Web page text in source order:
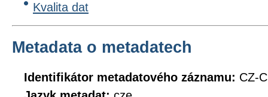
Kvalita dat
Metadata o metadatech
Identifikátor metadatového záznamu: CZ-